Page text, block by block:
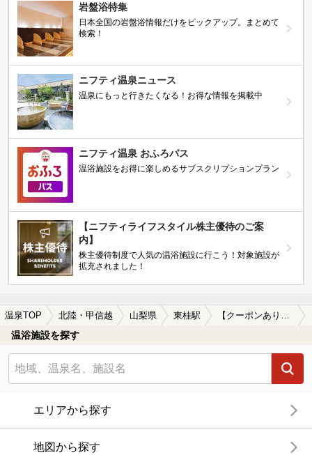
岩盤浴特集
日本全国の岩盤浴情報だけをピックアップ。まとめて
検索！
ニフティ温泉ニュース
温泉にもっと行きたくなる！お得な情報を掲載中
ニフティ温泉 おふろパス
温浴施設をお得に楽しめるサブスクリプションプラン
【ニフティライフスタイル株主優待のご案
内】
株主優待制度で人気の温浴施設に行こう！対象施設が
拡充されました！
温泉TOP 北陸・甲信越 山梨県 東桂駅 【クーポンあり】切り傷に効能がある東桂駅近くの温泉、日帰り温泉、スーパー銭湯おすすめ
温浴施設を探す
エリアから探す
地図から探す